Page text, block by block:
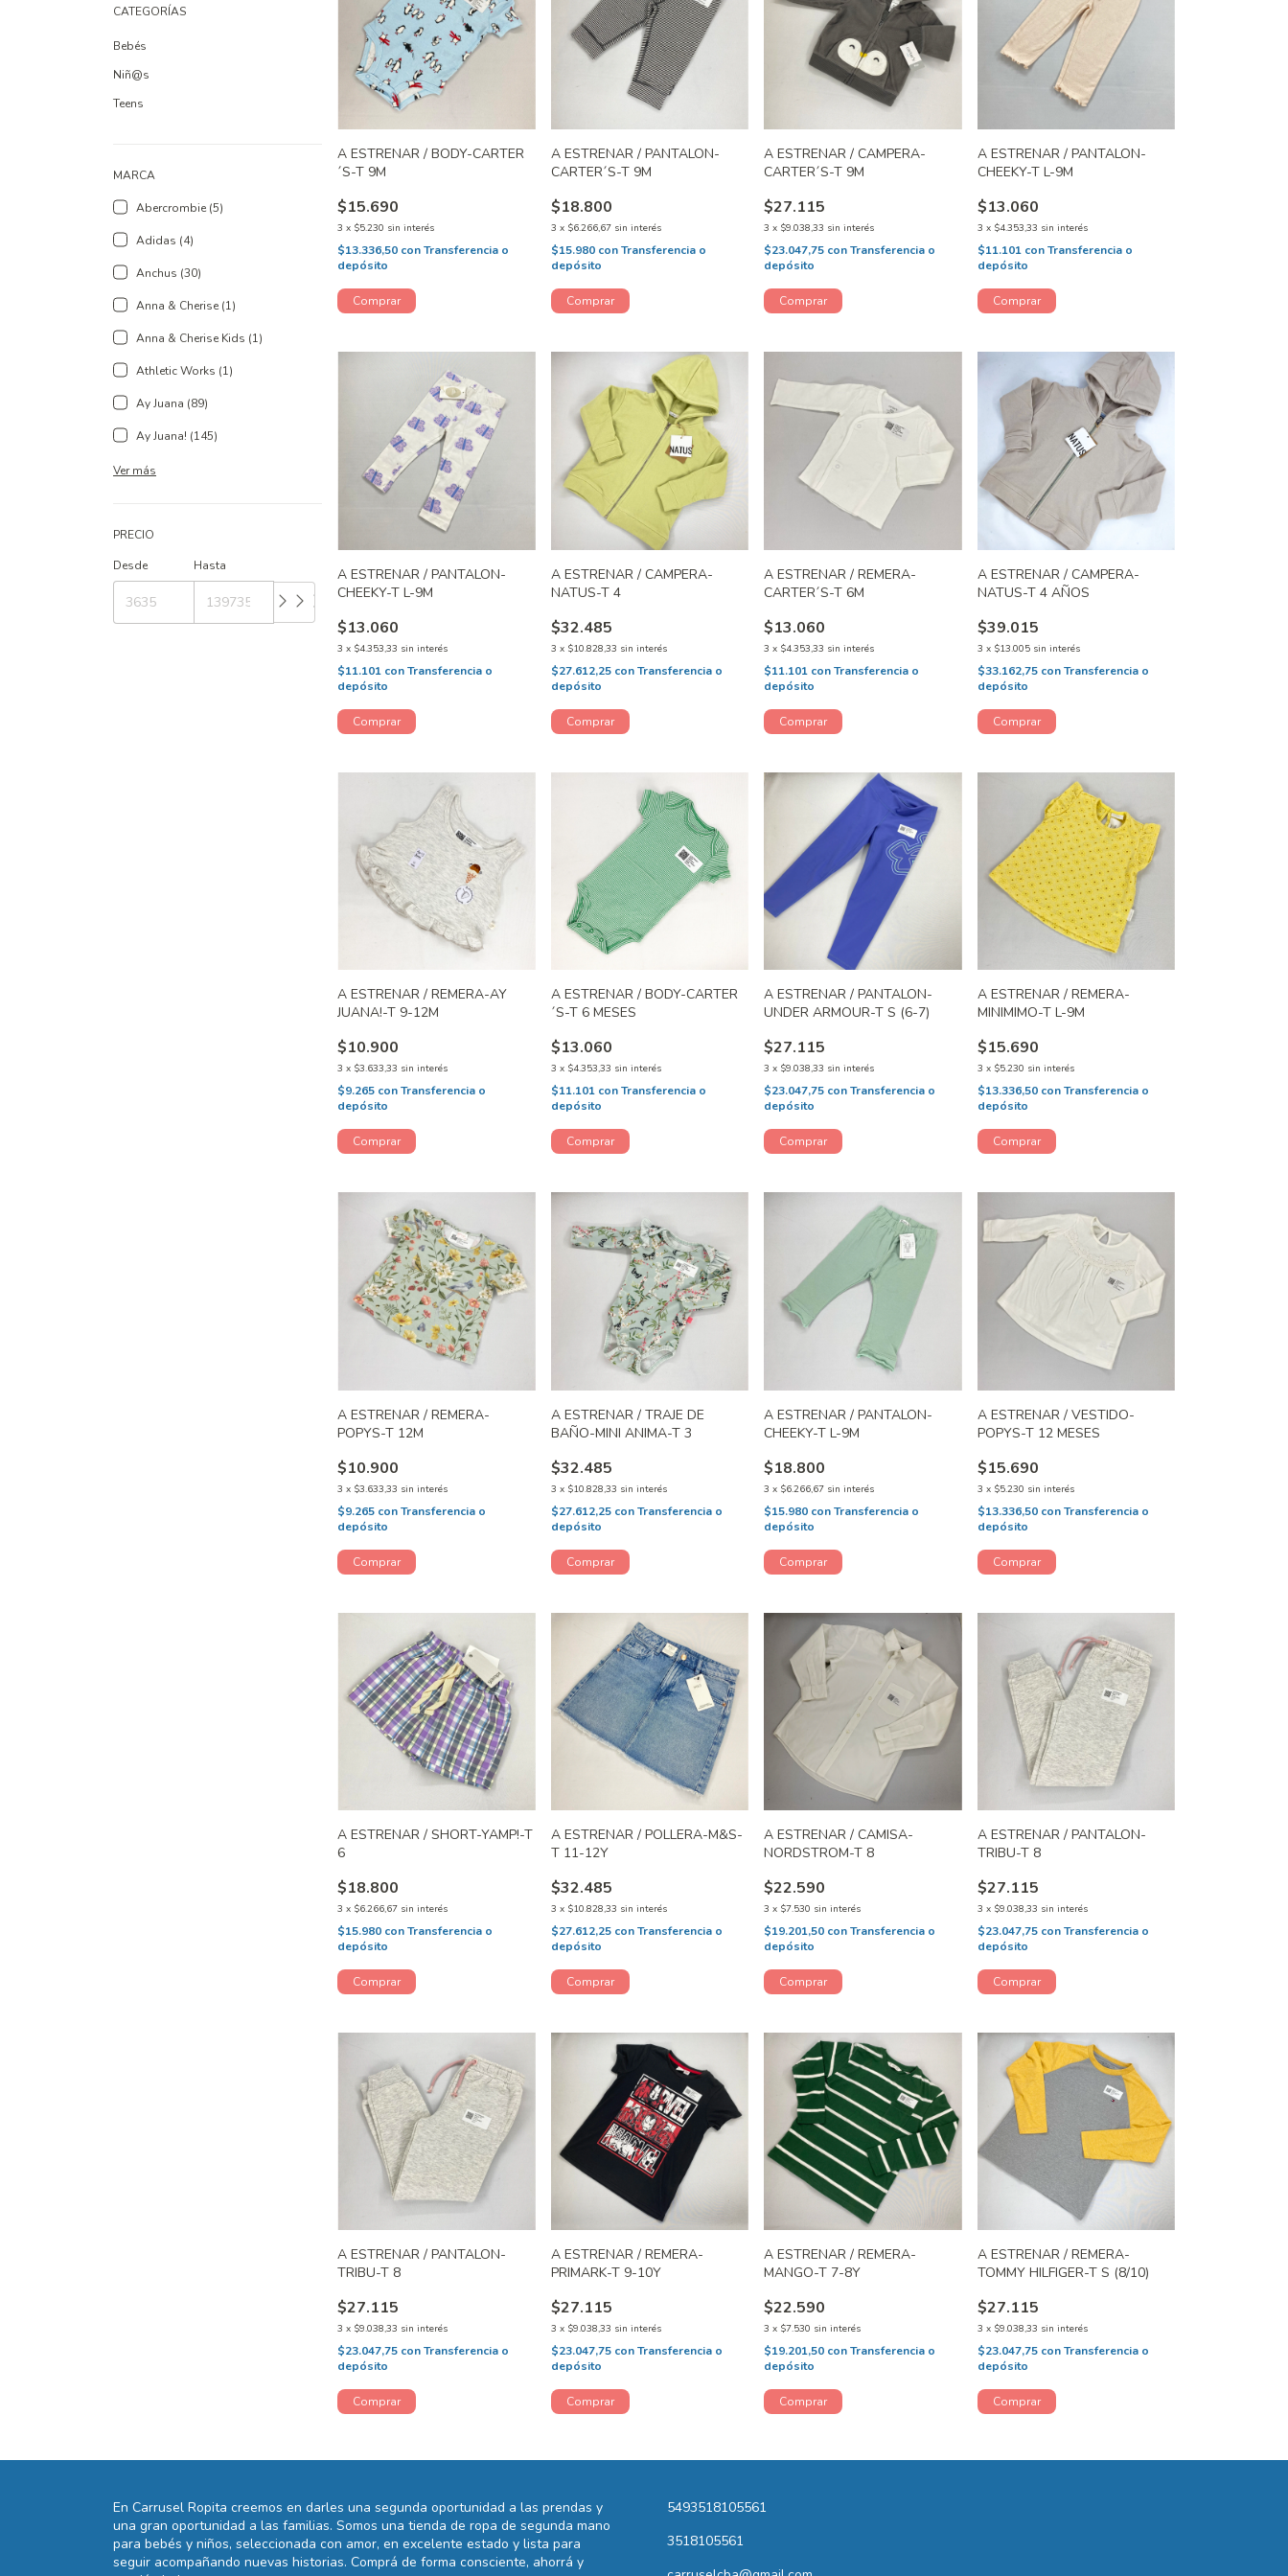
CATEGORÍAS
Bebés
Niñ@s
Teens
MARCA
Abercrombie (5)
Adidas (4)
Anchus (30)
Anna & Cherise (1)
Anna & Cherise Kids (1)
Athletic Works (1)
Ay Juana (89)
Ay Juana! (145)
Ver más
PRECIO
Desde
Hasta
A ESTRENAR / BODY-CARTER
´S-T 9M
$15.690
3 x $5.230 sin interés
$13.336,50 con Transferencia o
depósito
A ESTRENAR / PANTALON-
CARTER´S-T 9M
$18.800
3 x $6.266,67 sin interés
$15.980 con Transferencia o
depósito
A ESTRENAR / CAMPERA-
CARTER´S-T 9M
$27.115
3 x $9.038,33 sin interés
$23.047,75 conTransferencia o
depósito
A ESTRENAR / PANTALON-
CHEEKY-T L-9M
$13.060
3 x $4.353,33 sin interés
$11.101 con Transferencia o
depósito
A ESTRENAR / PANTALON-
CHEEKY-T L-9M
$13.060
3 x $4.353,33 sin interés
$11.101 con Transferencia o
depósito
A ESTRENAR / CAMPERA-
NATUS-T 4
$32.485
3 x $10.828,33 sin interés
$27.612,25 con Transferencia o
depósito
A ESTRENAR / REMERA-
CARTER´S-T 6M
$13.060
3 x $4.353,33 sin interés
$11.101 conTransferencia o
depósito
A ESTRENAR / CAMPERA-
NATUS-T 4 AÑOS
$39.015
3 x $13.005 sin interés
$33.162,75 con Transferencia o
depósito
A ESTRENAR / REMERA-AY
JUANA!-T 9-12M
$10.900
3 x $3.633,33 sin interés
$9.265 con Transferencia o
depósito
A ESTRENAR / BODY-CARTER
´S-T 6 MESES
$13.060
3 x $4.353,33 sin interés
$11.101 con Transferencia o
depósito
A ESTRENAR / PANTALON-
UNDER ARMOUR-T S (6-7)
$27.115
3 x $9.038,33 sin interés
$23.047,75 conTransferencia o
depósito
A ESTRENAR / REMERA-
MINIMIMO-T L-9M
$15.690
3 x $5.230 sin interés
$13.336,50 con Transferencia o
depósito
A ESTRENAR / REMERA-
POPYS-T 12M
$10.900
3 x $3.633,33 sin interés
$9.265 con Transferencia o
depósito
A ESTRENAR / TRAJE DE
BAÑO-MINI ANIMA-T 3
$32.485
3 x $10.828,33 sin interés
$27.612,25 con Transferencia o
depósito
A ESTRENAR / PANTALON-
CHEEKY-T L-9M
$18.800
3 x $6.266,67 sin interés
$15.980 conTransferencia o
depósito
A ESTRENAR / VESTIDO-
POPYS-T 12 MESES
$15.690
3 x $5.230 sin interés
$13.336,50 con Transferencia o
depósito
A ESTRENAR / SHORT-YAMP!-T
6
$18.800
3 x $6.266,67 sin interés
$15.980 con Transferencia o
depósito
A ESTRENAR / POLLERA-M&S-
T 11-12Y
$32.485
3 x $10.828,33 sin interés
$27.612,25 con Transferencia o
depósito
A ESTRENAR / CAMISA-
NORDSTROM-T 8
$22.590
3 x $7.530 sin interés
$19.201,50 conTransferencia o
depósito
A ESTRENAR / PANTALON-
TRIBU-T 8
$27.115
3 x $9.038,33 sin interés
$23.047,75 con Transferencia o
depósito
A ESTRENAR / PANTALON-
TRIBU-T 8
$27.115
3 x $9.038,33 sin interés
$23.047,75 con Transferencia o
depósito
A ESTRENAR / REMERA-
PRIMARK-T 9-10Y
$27.115
3 x $9.038,33 sin interés
$23.047,75 con Transferencia o
depósito
A ESTRENAR / REMERA-
MANGO-T 7-8Y
$22.590
3 x $7.530 sin interés
$19.201,50 conTransferencia o
depósito
A ESTRENAR / REMERA-
TOMMY HILFIGER-T S (8/10)
$27.115
3 x $9.038,33 sin interés
$23.047,75 con Transferencia o
depósito
En Carrusel Ropita creemos en darles una segunda oportunidad a las prendas y
una gran oportunidad a las familias. Somos una tienda de ropa de segunda mano
para bebés y niños, seleccionada con amor, en excelente estado y lista para
seguir acompañando nuevas historias. Comprá de forma consciente, ahorrá y
5493518105561
3518105561